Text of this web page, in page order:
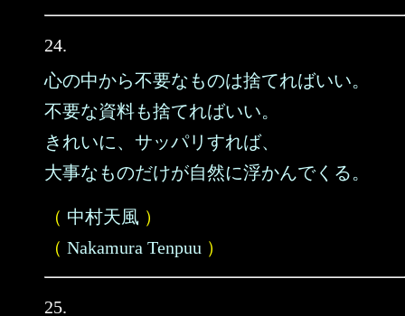
24.
心の中から不要なものは捨てればいい。
不要な資料も捨てればいい。
きれいに、サッパリすれば、
大事なものだけが自然に浮かんでくる。
（ 中村天風 ）
（ Nakamura Tenpuu ）
25.